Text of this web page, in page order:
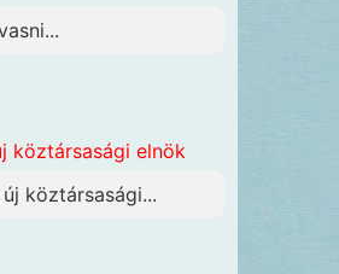
köztársasági elnök
köztársasági...